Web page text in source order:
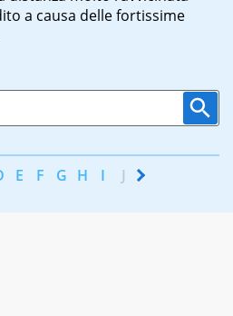
a causa delle fortissime
E F G H I J K